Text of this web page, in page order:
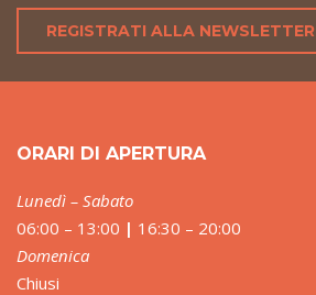
REGISTRATI ALLA NEWSLETTER
ORARI DI APERTURA
Lunedì – Sabato
06:00 – 13:00 | 16:30 – 20:00
Domenica
Chiusi